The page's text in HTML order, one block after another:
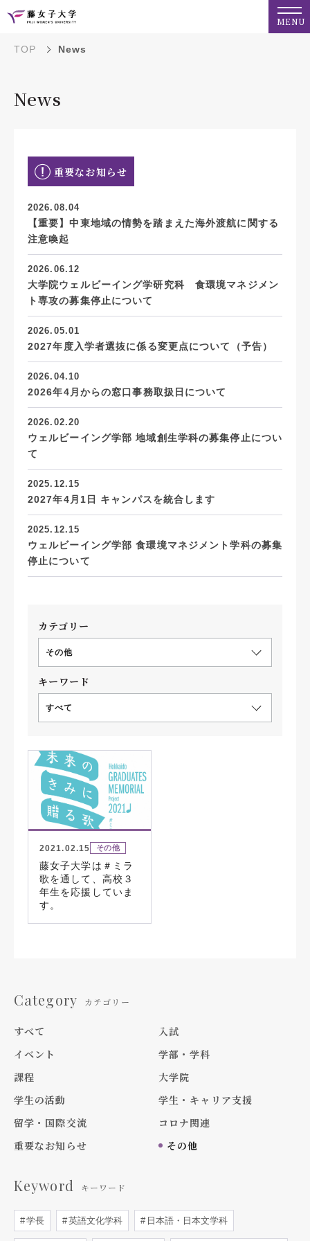
MENU
TOP News
News
重要なお知らせ
2026.08.04
【重要】中東地域の情勢を踏まえた海外渡航に関する
注意喚起
2026.06.12
大学院ウェルビーイング学研究科 食環境マネジメン
ト専攻の募集停止について
2026.05.01
2027年度入学者選抜に係る変更点について（予告）
2026.04.10
2026年4月からの窓口事務取扱日について
2026.02.20
ウェルビーイング学部 地域創生学科の募集停止につい
て
2025.12.15
2027年4月1日 キャンパスを統合します
2025.12.15
ウェルビーイング学部 食環境マネジメント学科の募集
停止について
カテゴリー
その他
キーワード
すべて
2021.02.15 その他
藤女子大学は＃ミラ
歌を通して、高校３
年生を応援していま
す。
Category カテゴリー
すべて
入試
イベント
学部・学科
課程
大学院
学生の活動
学生・キャリア支援
留学・国際交流
コロナ関連
重要なお知らせ
その他
Keyword キーワード
学長 英語文化学科 日本語・日本文学科